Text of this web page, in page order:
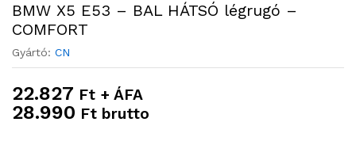
BMW X5 E53 – BAL HÁTSÓ légrugó –
COMFORT
Gyártó: CN
22.827 Ft + ÁFA
28.990 Ft brutto